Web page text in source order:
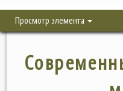
Просмотр элемента